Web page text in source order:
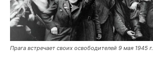
Прага встречает своих освободителей 9 мая 1945 г.